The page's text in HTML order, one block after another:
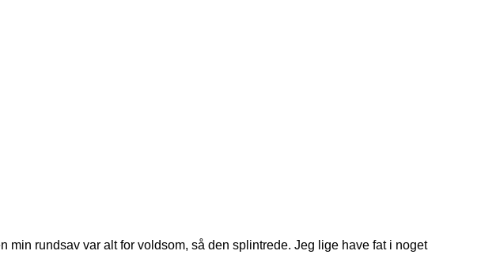
min rundsav var alt for voldsom, så den splintrede. Jeg lige have fat i noget